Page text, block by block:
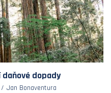
daňové dopady
Jan Bonaventura